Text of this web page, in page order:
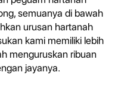
semuanya di bawah
urusan hartanah
kami memiliki lebih
menguruskan ribuan
jayanya.